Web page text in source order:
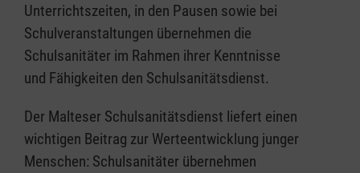
Unterrichtszeiten, in den Pausen sowie bei
Schulveranstaltungen übernehmen die
Schulsanitäter im Rahmen ihrer Kenntnisse
und Fähigkeiten den Schulsanitätsdienst.
Der Malteser Schulsanitätsdienst liefert einen
wichtigen Beitrag zur Werteentwicklung junger
Menschen: Schulsanitäter übernehmen